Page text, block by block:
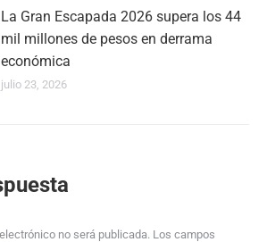
La Gran Escapada 2026 supera los 44
mil millones de pesos en derrama
económica
julio 23, 2026
no será publicada. Los campos